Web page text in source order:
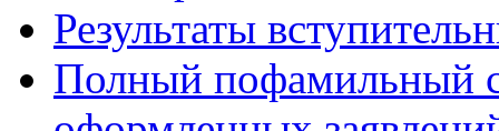
Результаты
Полный пофамильный